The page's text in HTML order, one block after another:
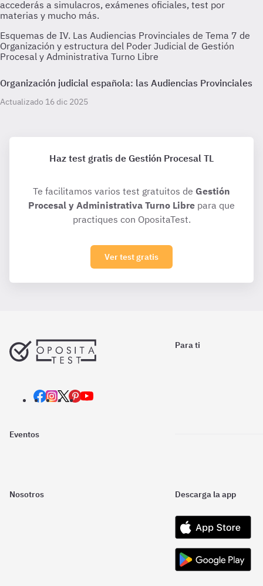
Esquemas de IV. Las Audiencias Provinciales de Tema 7 de
Organización y estructura del Poder Judicial de Gestión
Procesal y Administrativa Turno Libre
Organización judicial española: las Audiencias Provinciales
Actualizado 16 dic 2025
Haz test gratis de Gestión Procesal TL
Te facilitamos varios test gratuitos de Gestión
Procesal y Administrativa Turno Libre para que
practiques con OpositaTest.
Ver test gratis
Para ti
Eventos
Nosotros Descarga la app